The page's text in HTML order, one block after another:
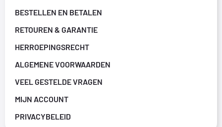
BESTELLEN EN BETALEN
RETOUREN & GARANTIE
HERROEPINGSRECHT
ALGEMENE VOORWAARDEN
VEEL GESTELDE VRAGEN
MIJN ACCOUNT
PRIVACYBELEID